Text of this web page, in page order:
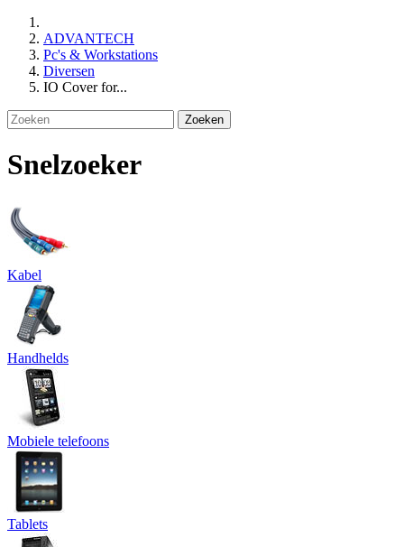
ADVANTECH
Pc's & Workstations
Diversen
IO Cover for...
Zoeken
Snelzoeker
Kabel
Handhelds
Mobiele telefoons
Tablets